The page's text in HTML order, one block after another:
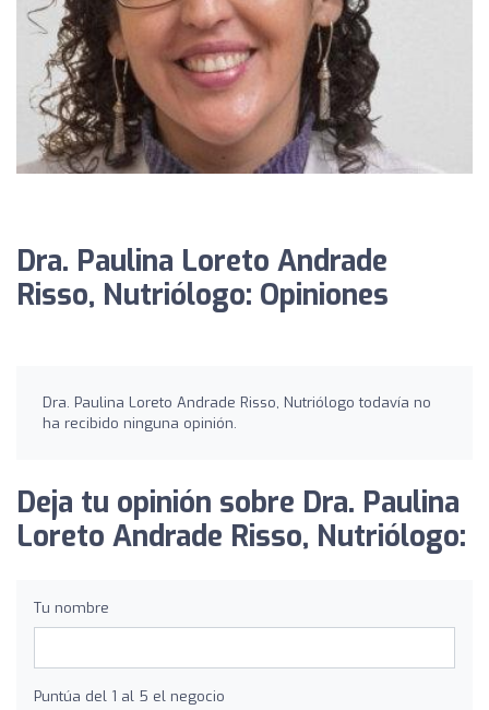
Dra. Paulina Loreto Andrade
Risso, Nutriólogo: Opiniones
Dra. Paulina Loreto Andrade Risso, Nutriólogo todavía no
ha recibido ninguna opinión.
Deja tu opinión sobre Dra. Paulina
Loreto Andrade Risso, Nutriólogo:
Tu nombre
Puntúa del 1 al 5 el negocio